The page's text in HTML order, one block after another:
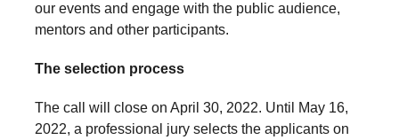
our events and engage with the public audience,
mentors and other participants.
The selection process
The call will close on April 30, 2022. Until May 16,
2022, a professional jury selects the applicants on